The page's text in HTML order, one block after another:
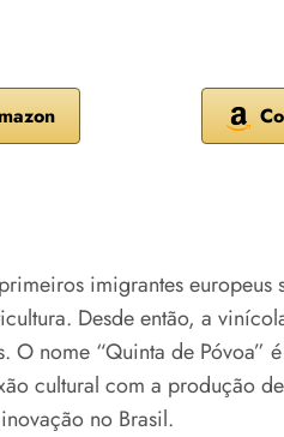
imigrantes europeus
Desde então, a
nome “Quinta de Póvoa”
cultural com a produção
no Brasil.